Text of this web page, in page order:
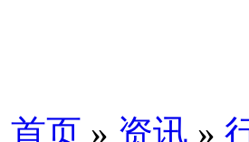
首页 » 资讯 »